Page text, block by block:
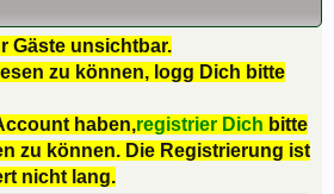
Gäste unsichtbar.
zu können, logg Dich bitte
haben,registrier Dich bitte
zu können. Die Registrierung ist
nicht lang.